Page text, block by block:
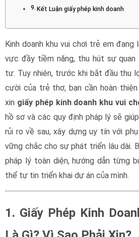
Kết Luận giấy phép kinh doanh
Kinh doanh khu vui chơi trẻ em
vực đầy tiềm năng, thu hút sự quan
tư. Tuy nhiên, trước khi bắt đầu thu
cười của trẻ thơ, bạn cần hoàn
xin giấy phép kinh doanh khu vui
hồ sơ và các quy định pháp lý sẽ
rủi ro về sau, xây dựng uy tín với
vững chắc cho sự phát triển lâu dài.
pháp lý toàn diện, hướng dẫn từng
thể tự tin triển khai dự án của mình.
1. Giấy Phép Kinh